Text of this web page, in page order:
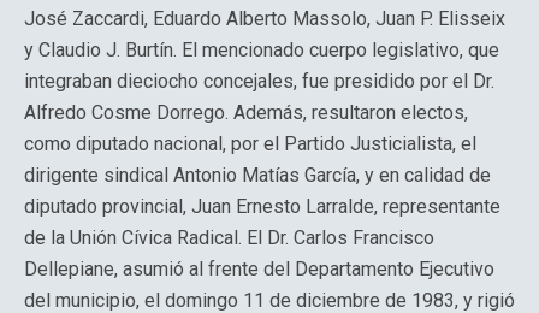
José Zaccardi, Eduardo Alberto Massolo, Juan P. Elisseix
y Claudio J. Burtín. El mencionado cuerpo legislativo, que
integraban dieciocho concejales, fue presidido por el Dr.
Alfredo Cosme Dorrego. Además, resultaron electos,
como diputado nacional, por el Partido Justicialista, el
dirigente sindical Antonio Matías García, y en calidad de
diputado provincial, Juan Ernesto Larralde, representante
de la Unión Cívica Radical. El Dr. Carlos Francisco
Dellepiane, asumió al frente del Departamento Ejecutivo
del municipio, el domingo 11 de diciembre de 1983, y rigió